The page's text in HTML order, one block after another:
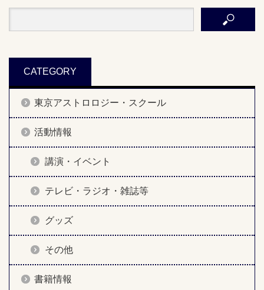
CATEGORY
東京アストロロジー・スクール
活動情報
講演・イベント
テレビ・ラジオ・雑誌等
グッズ
その他
書籍情報